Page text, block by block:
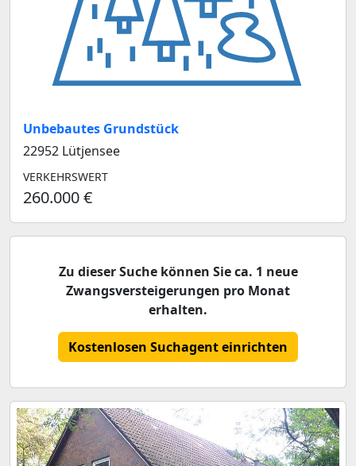
Unbebautes Grundstück
22952 Lütjensee
VERKEHRSWERT
260.000 €
Zu dieser Suche können Sie ca. 1 neue
Zwangsversteigerungen pro Monat
erhalten.
Kostenlosen Suchagent einrichten